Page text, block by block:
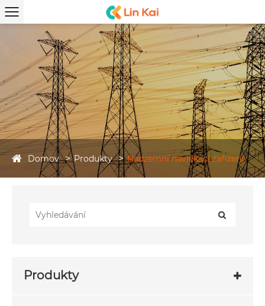
Domov Produkty Nadzemní navlékací zařízení
Produkty